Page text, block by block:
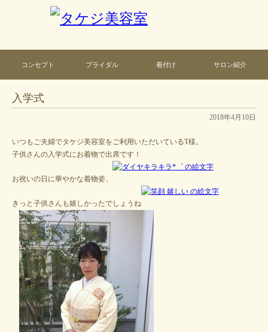
コンセプト ブライダル 着付け サロン紹介
入学式
2018年4月10日
いつもご夫婦でタケジ美容室をご利用いただいているT様。
子供さんの入学式にお着物で出席です！
お祝いの日に華やかな着物姿、
きっと子供さんも嬉しかったでしょうね